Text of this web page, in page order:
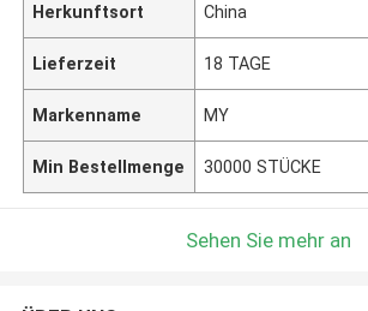
Herkunftsort China
Lieferzeit 18 TAGE
Markenname MY
Min Bestellmenge 30000 STÜCKE
Sehen Sie mehr an